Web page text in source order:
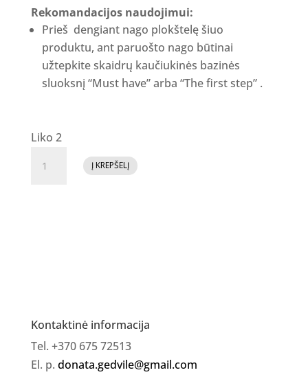
Rekomandacijos naudojimui:
Prieš dengiant nago plokštelę šiuo
produktu, ant paruošto nago būtinai
užtepkite skaidrų kaučiukinės bazinės
sluoksnį “Must have” arba “The first step” .
Liko 2
kiekis:
Į KREPŠELĮ
Kontaktinė informacija
Tel. +370 675 72513
El. p. donata.gedvile@gmail.com